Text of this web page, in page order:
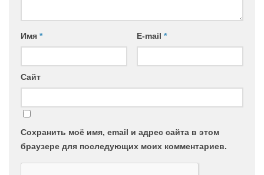
Имя * E-mail *
Сайт
Сохранить моё имя, email и адрес сайта в этом
браузере для последующих моих комментариев.